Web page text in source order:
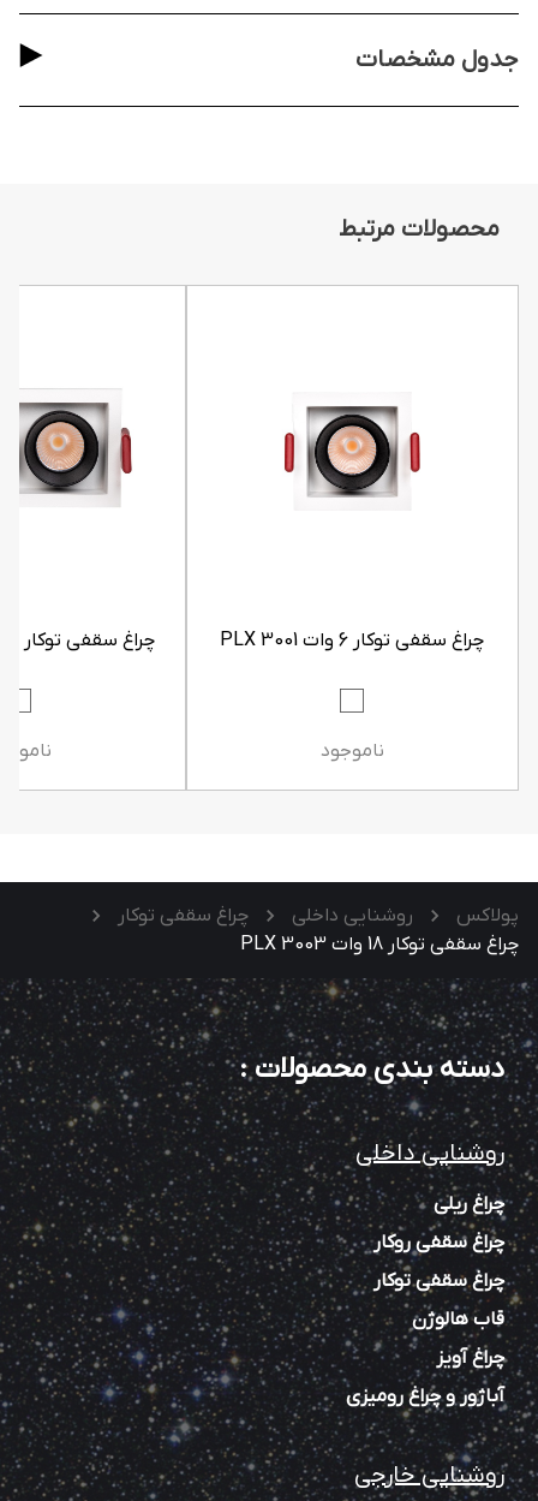
جدول مشخصات
محصولات مرتبط
چراغ سقفی توکار 6 وات PLX 3001
ناموجود
چراغ سقفی توکار 12 وات PLX 3002
پولاکس روشنایی داخلی
چراغ سقفی توکار
چراغ سقفی توکار 18 وات PLX 3003
دسته بندی محصولات:
روشنایی داخلی
چراغ ریلی
چراغ سقفی روکار
چراغ سقفی توکار
قاب هالوژن
چراغ آویز
آباژور و چراغ رومیزی
روشنایی خارجی